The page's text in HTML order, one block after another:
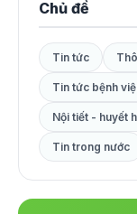
Chủ đề
Tin tức
Tin tức bệnh
Nội tiết - huyết
Tin trong nước